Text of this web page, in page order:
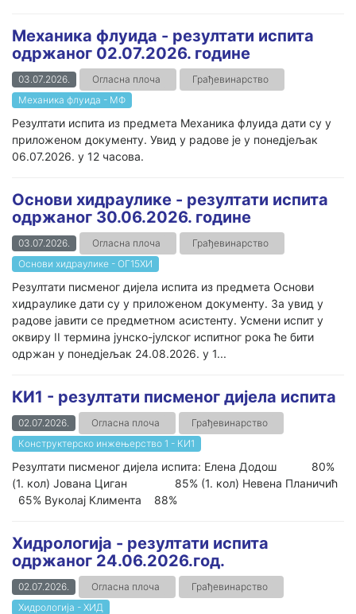
Механика флуида - резултати испита
одржаног 02.07.2026. године
03.07.2026. Огласна плоча
Грађевинарство
Механика флуида - МФ
Резултати испита из предмета Механика флуида дати су у
приложеном документу. Увид у радове је у понедјељак
06.07.2026. у 12 часова.
Основи хидраулике - резултати испита
одржаног 30.06.2026. године
03.07.2026. Огласна плоча
Грађевинарство
Основи хидраулике - ОГ15ХИ
Резултати писменог дијела испита из предмета Основи
хидраулике дати су у приложеном документу. За увид у
радове јавити се предметном асистенту. Усмени испит у
оквиру II термина јунско-јулског испитног рока ће бити
одржан у понедјељак 24.08.2026. у 1...
КИ1 - резултати писменог дијела испита
02.07.2026. Огласна плоча
Грађевинарство
Конструктерско инжењерство 1 - КИ1
Резултати писменог дијела испита: Елена Додош 80%
(1. кол) Јована Циган 85% (1. кол) Невена Планичић
65% Вуколај Климента 88%
Хидрологија - резултати испита
одржаног 24.06.2026.год.
02.07.2026. Огласна плоча
Грађевинарство
Хидрологија - ХИД